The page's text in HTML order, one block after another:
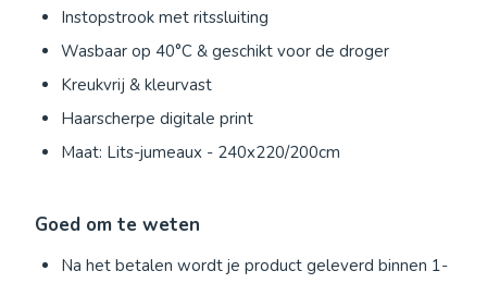
Instopstrook met ritssluiting
Wasbaar op 40°C & geschikt voor de droger
Kreukvrij & kleurvast
Haarscherpe digitale print
Maat: Lits-jumeaux - 240x220/200cm
Goed om te weten
Na het betalen wordt je product geleverd binnen 1-